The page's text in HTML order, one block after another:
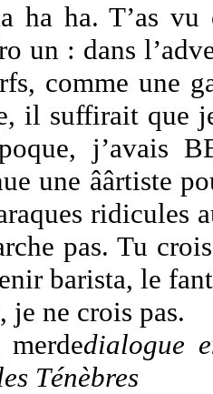
ha ha. T’as
un : dans
comme une
il suffirait que
j’avais
une âârtiste
ridicules
pas. Tu
barista, le
je ne crois pas.
dialogue
Ténèbres